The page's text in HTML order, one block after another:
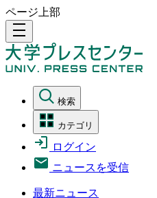
ページ上部
density_medium
検索
カテゴリ
ログイン
ニュースを受信
最新ニュース